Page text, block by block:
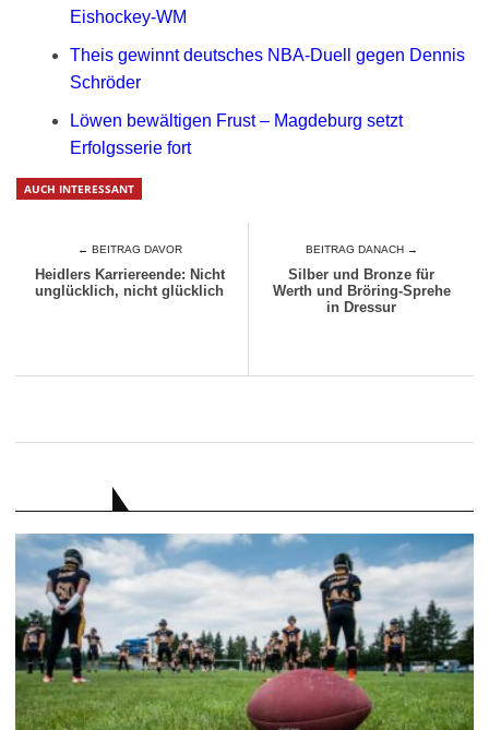
Eishockey-WM
Theis gewinnt deutsches NBA-Duell gegen Dennis
Schröder
Löwen bewältigen Frust – Magdeburg setzt
Erfolgsserie fort
AUCH INTERESSANT
← BEITRAG DAVOR
Heidlers Karriereende: Nicht
unglücklich, nicht glücklich
BEITRAG DANACH →
Silber und Bronze für
Werth und Bröring-Sprehe
in Dressur